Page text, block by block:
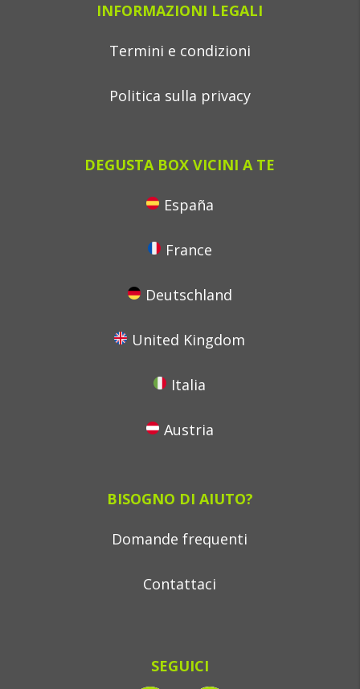
INFORMAZIONI LEGALI
Termini e condizioni
Politica sulla privacy
DEGUSTA BOX VICINI A TE
España
France
Deutschland
United Kingdom
Italia
Austria
BISOGNO DI AIUTO?
Domande frequenti
Contattaci
SEGUICI